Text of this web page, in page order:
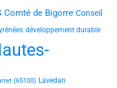
Comté de Bigorre Conseil
développement durable
(65100) Lavedan